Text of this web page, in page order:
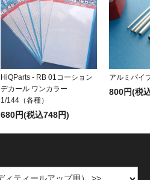
HiQParts - RB 01コーション
デカール ワンカラー
1/144（各種）
680円(税込748円)
アルミパイ
800円(税